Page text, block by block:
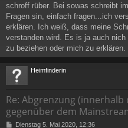
schroff rüber. Bei sowas schreibt
Fragen sin, einfach fragen...ich
erklären. Ich weiß, dass meine
verstanden wird. Es is ja auch
zu beziehen oder mich zu erklären.
Heimfinderin
Re: Abgrenzung (innerhalb
gegenüber dem
BDienstag 5. Mai 2020, 12:36